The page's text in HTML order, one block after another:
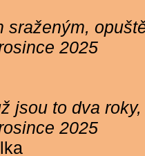
sraženým,
2025
jsou to dva
2025